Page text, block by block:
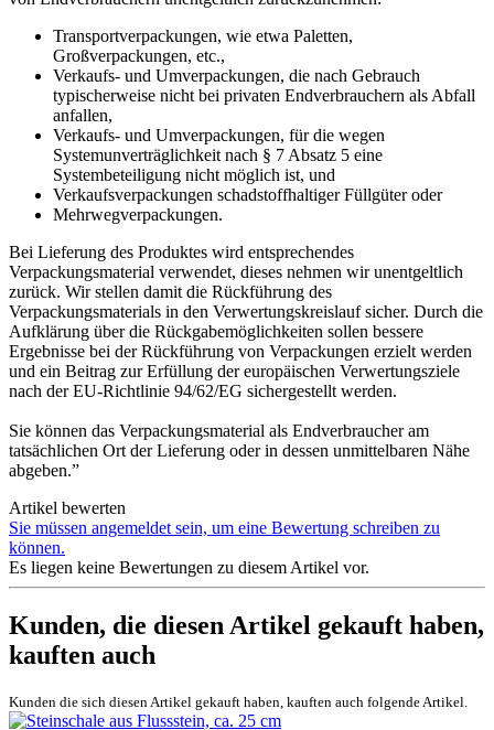
Transportverpackungen, wie etwa Paletten,
Großverpackungen, etc.,
Verkaufs- und Umverpackungen, die nach Gebrauch
typischerweise nicht bei privaten Endverbrauchern als Abfall
anfallen,
Verkaufs- und Umverpackungen, für die wegen
Systemunverträglichkeit nach § 7 Absatz 5 eine
Systembeteiligung nicht möglich ist, und
Verkaufsverpackungen schadstoffhaltiger Füllgüter oder
Mehrwegverpackungen.
Bei Lieferung des Produktes wird entsprechendes
Verpackungsmaterial verwendet, dieses nehmen wir unentgeltlich
zurück. Wir stellen damit die Rückführung des
Verpackungsmaterials in den Verwertungskreislauf sicher. Durch die
Aufklärung über die Rückgabemöglichkeiten sollen bessere
Ergebnisse bei der Rückführung von Verpackungen erzielt werden
und ein Beitrag zur Erfüllung der europäischen Verwertungsziele
nach der EU-Richtlinie 94/62/EG sichergestellt werden.
Sie können das Verpackungsmaterial als Endverbraucher am
tatsächlichen Ort der Lieferung oder in dessen unmittelbaren Nähe
abgeben.”
Artikel bewerten
Sie müssen angemeldet sein, um eine Bewertung schreiben zu
können.
Es liegen keine Bewertungen zu diesem Artikel vor.
Kunden, die diesen Artikel gekauft haben,
kauften auch
Kunden die sich diesen Artikel gekauft haben, kauften auch folgende Artikel.